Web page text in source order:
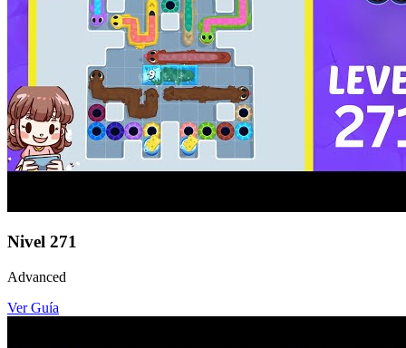
Nivel 271
Advanced
Ver Guía